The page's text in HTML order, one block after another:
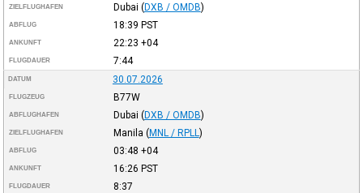
ZIELFLUGHAFEN Dubai (DXB / OMDB)
ABFLUG 18:39 PST
ANKUNFT 22:23 +04
FLUGDAUER 7:44
DATUM 30.07.2026
FLUGZEUG B77W
ABFLUGHAFEN Dubai (DXB / OMDB)
ZIELFLUGHAFEN Manila (MNL / RPLL )
ABFLUG 03:48 +04
ANKUNFT 16:26 PST
FLUGDAUER 8:37